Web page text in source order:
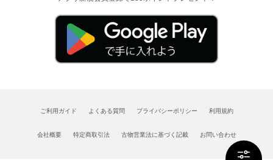
ご利用ガイド よくある質問 プライバシーポリシー 利用規約
会社概要 特定商取引法 古物営業法に基づく記載 お問い合わせ